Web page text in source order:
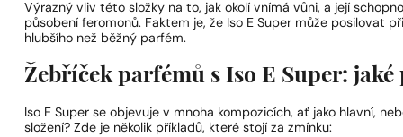
Výrazný vliv této složky na to, jak okolí vnímá vůni, a její
působení feromonů. Faktem je, že Iso E Super může posilovat
hlubšího než běžný parfém.
Žebříček parfémů s Iso E Super:
Iso E Super se objevuje v mnoha kompozicích, ať jako hlavní,
složení? Zde je několik příkladů, které stojí za zmínku: